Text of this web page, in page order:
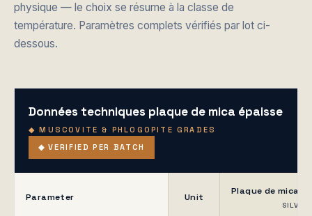
physique — le choix se résume à la classe de
température. Paramètres complets vérifiés par lot ci-
dessous.
Données techniques plaque de mica épaisse
◆ MUSCOVITE & PHLOGOPITE GRADES
◆ VERIFIED PER BATCH
Parameter Unit
Plaque de mica
SILVER